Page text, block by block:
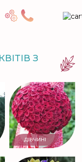
З
ДІВЧИНІ